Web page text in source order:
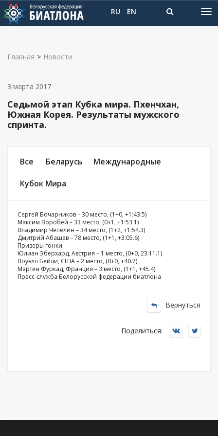
RU EN
Главная > Новости
Седьмой этап Кубка мира. Пхенчхан,
Южная Корея. Результаты мужского
спринта.
Все Беларусь Международные
Кубок Мира
3 марта 2017
Сергей Бочарников – 30 место, (1+0, +1:43.5)
Максим Воробей – 33 место, (0+1, +1:53.1)
Владимир Чепелин – 34 место, (1+2, +1:54.3)
Дмитрий Абашев – 78 место, (1+1, +3:05.6)
Призеры гонки:
Юлиан Эберхард, Австрия – 1 место, (0+0, 23:11.1)
Лоуэлл Бейли, США – 2 место, (0+0, +40.7)
Мартен Фуркад, Франция – 3 место, (1+1, +45.4)
Пресс-служба Белорусской федерации биатлона
Вернуться
Поделиться: